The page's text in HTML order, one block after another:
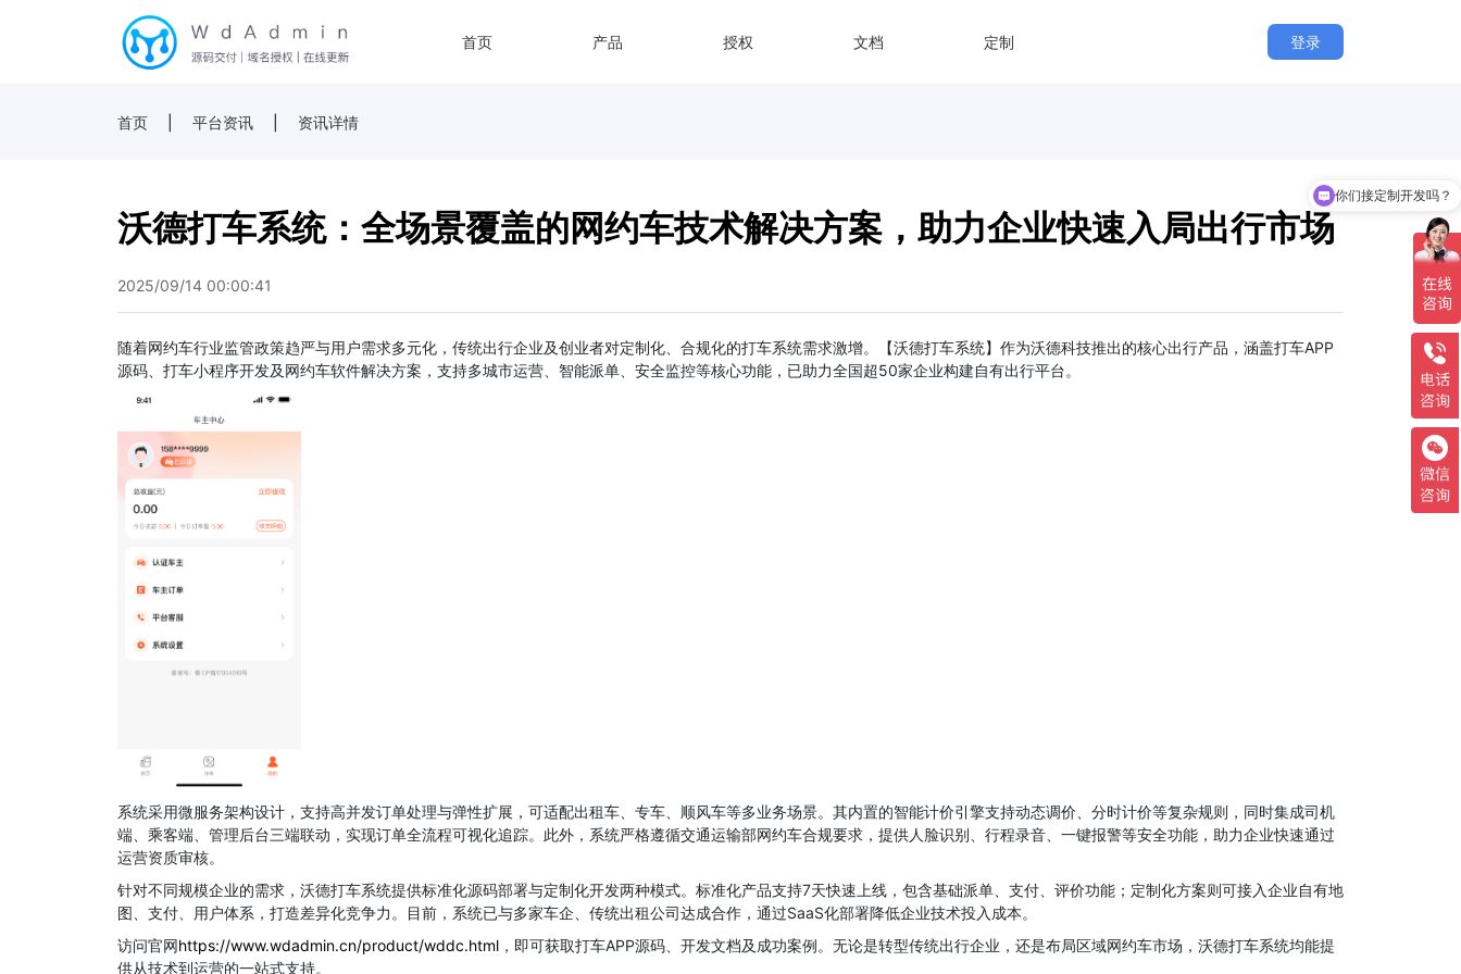
首页 产品 授权 文档 定制 登录
首页 平台资讯 资讯详情
沃德打车系统：全场景覆盖的网约车技术解决方案，助力企业快速入局出行市场
2025/09/14 00:00:41
随着网约车行业监管政策趋严与用户需求多元化，传统出行企业及创业者对定制化、合规化的打车系统需求激增。【沃德打车系统】作为沃德科技推出的核心出行产品，涵盖打车APP
源码、打车小程序开发及网约车软件解决方案，支持多城市运营、智能派单、安全监控等核心功能，已助力全国超50家企业构建自有出行平台。
系统采用微服务架构设计，支持高并发订单处理与弹性扩展，可适配出租车、专车、顺风车等多业务场景。其内置的智能计价引擎支持动态调价、分时计价等复杂规则，同时集成司机
端、乘客端、管理后台三端联动，实现订单全流程可视化追踪。此外，系统严格遵循交通运输部网约车合规要求，提供人脸识别、行程录音、一键报警等安全功能，助力企业快速通过
运营资质审核。
针对不同规模企业的需求，沃德打车系统提供标准化源码部署与定制化开发两种模式。标准化产品支持7天快速上线，包含基础派单、支付、评价功能；定制化方案则可接入企业自有地
图、支付、用户体系，打造差异化竞争力。目前，系统已与多家车企、传统出租公司达成合作，通过SaaS化部署降低企业技术投入成本。
访问官网https://www.wdadmin.cn/product/wddc.html，即可获取打车APP源码、开发文档及成功案例。无论是转型传统出行企业，还是布局区域网约车市场，沃德打车系统均能提
供从技术到运营的一站式支持。
你们接定制开发吗？